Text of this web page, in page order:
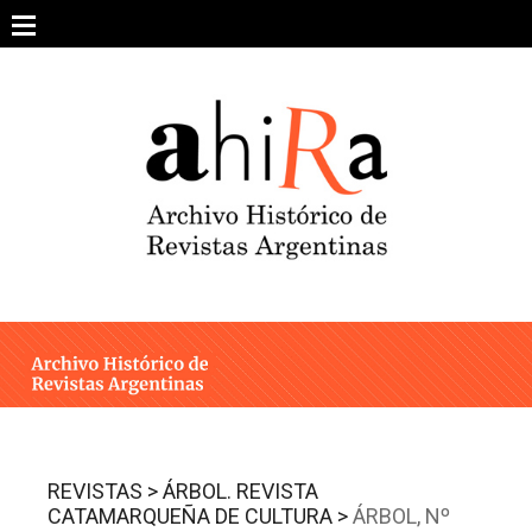
content
ARCHIVO DE REVISTAS
ESTUDIOS CRÍTICOS
INTEGRANTES
CONTACTO
REVISTAS >ÁRBOL. REVISTA
CATAMARQUEÑA DE CULTURA >ÁRBOL, Nº